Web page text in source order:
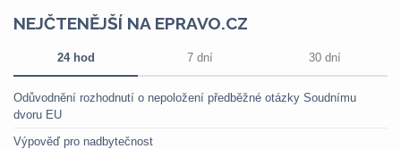
NEJČTENĚJŠÍ NA EPRAVO.CZ
24 hod 7 dní 30 dní
Odůvodnění rozhodnutí o nepoložení předběžné otázky Soudnímu
dvoru EU
Výpověď pro nadbytečnost